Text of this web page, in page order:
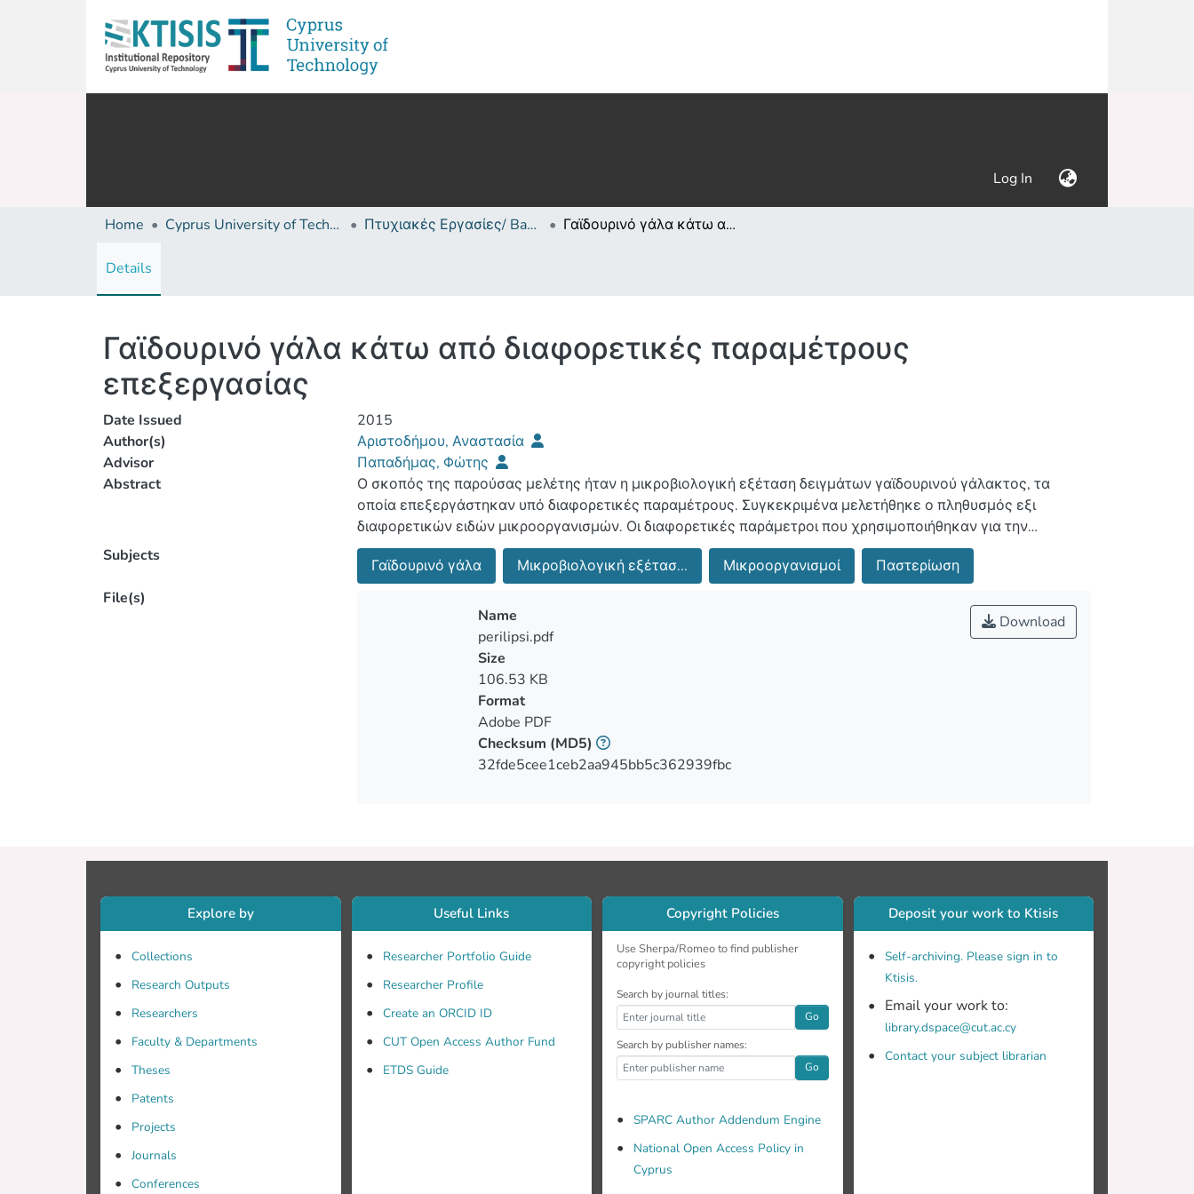
Log In (current)
Home Cyprus University of Technology (Research Output) Πτυχιακές Εργασίες/ Bachelor's Degree Theses Γαϊδουρινό γάλα κάτω από διαφορετικές παραμέτρους επεξεργασίας
Details
Γαϊδουρινό γάλα κάτω από διαφορετικές παραμέτρους
επεξεργασίας
Date Issued
2015
Author(s)
Αριστοδήμου, Αναστασία
Advisor
Παπαδήμας, Φώτης
Abstract
Ο σκοπός της παρούσας μελέτης ήταν η μικροβιολογική εξέταση δειγμάτων γαϊδουρινού γάλακτος, τα
οποία επεξεργάστηκαν υπό διαφορετικές παραμέτρους. Συγκεκριμένα μελετήθηκε ο πληθυσμός εξι
διαφορετικών ειδών μικροοργανισμών. Οι διαφορετικές παράμετροι που χρησιμοποιήθηκαν για την
επεξεργασία του γαϊδουρινού γάλακτος ήταν η παστεριώση και η λυοφιλιώση. Με βάση τις πιο πάνω
επεξεργασίες, έγινε η σύγκριση μεταξύ δειγμάτων νωπού-παστεριωμένου γαϊδουρινού γάλακτος και νωπού
Για τη διεξαγωγή του πειράματος, πραγματοποιήθηκαν τρεις δειγματοληψίες σε διάστημα τεσσάρων μηνών
Τα αποτελέσματα της μικροβιακής κατάστασης του νωπού γαϊδουρινού γάλακτος έδωσαν μικροβιακό
πληθυσμό μεγαλύτερο από το παστεριωμένο γάλα, καθώς η επεξεργασία της παστερίωσης προκαλεί την
καταστροφή των περισσότερων μικροοργανισμών. Η παρατεταμένη διατήρηση υπό ψύξη προκαλεί αύξηση
της μικροβιακής χλωρίδας. Στο λυοφιλιωμένο γάλα, η διατήρηση σε διάστημα 30 ημερών δεν προκαλεί
Subjects
Γαϊδουρινό γάλα Μικροβιολογική εξέτασ... Μικροοργανισμοί
Παστερίωση
File(s)
Download
Name
perilipsi.pdf
Size
106.53 KB
Format
Adobe PDF
Checksum (MD5)
32fde5cee1ceb2aa945bb5c362939fbc
Explore by
Collections
Research Outputs
Researchers
Faculty & Departments
Theses
Patents
Projects
Journals
Conferences
Useful Links
Researcher Portfolio Guide
Researcher Profile
Create an ORCID ID
CUT Open Access Author Fund
ETDS Guide
Copyright Policies
Use Sherpa/Romeo to find publisher
copyright policies
Search by journal titles:
Go
Search by publisher names:
Go
SPARC Author Addendum Engine
National Open Access Policy in
Cyprus
Deposit your work to Ktisis
Self-archiving. Please sign in to
Ktisis.
Email your work to:
library.dspace@cut.ac.cy
Contact your subject librarian